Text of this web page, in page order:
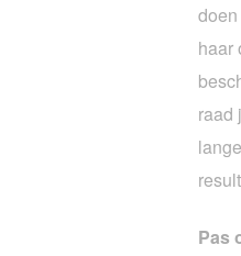
haar
raad
Pas